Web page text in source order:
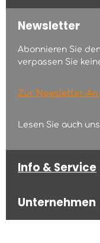
Newsletter
Abonnieren Sie
verpassen Sie
Zur Newsletter-
Lesen Sie auch
Info & Service
Unternehmen